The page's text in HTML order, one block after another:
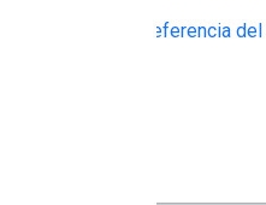
Referencia